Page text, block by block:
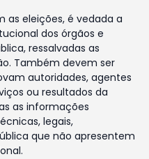
as eleições, é vedada a
dos órgãos e
ressalvadas as
Também devem ser
autoridades, agentes
ou resultados da
as informações
legais,
que não apresentem